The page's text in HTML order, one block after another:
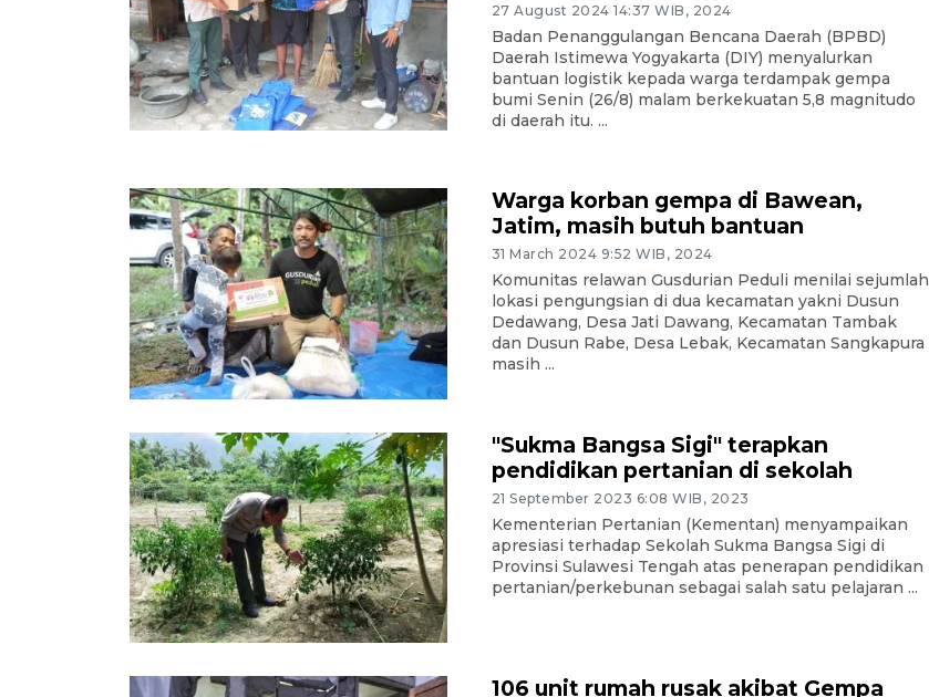
27 August 2024 14:37 WIB, 2024
Badan Penanggulangan Bencana Daerah (BPBD)
Daerah Istimewa Yogyakarta (DIY) menyalurkan
bantuan logistik kepada warga terdampak gempa
bumi Senin (26/8) malam berkekuatan 5,8 magnitudo
di daerah itu. ...
Warga korban gempa di Bawean,
Jatim, masih butuh bantuan
31 March 2024 9:52 WIB, 2024
Komunitas relawan Gusdurian Peduli menilai sejumlah
lokasi pengungsian di dua kecamatan yakni Dusun
Dedawang, Desa Jati Dawang, Kecamatan Tambak
dan Dusun Rabe, Desa Lebak, Kecamatan Sangkapura
masih ...
"Sukma Bangsa Sigi" terapkan
pendidikan pertanian di sekolah
21 September 2023 6:08 WIB, 2023
Kementerian Pertanian (Kementan) menyampaikan
apresiasi terhadap Sekolah Sukma Bangsa Sigi di
Provinsi Sulawesi Tengah atas penerapan pendidikan
pertanian/perkebunan sebagai salah satu pelajaran ...
106 unit rumah rusak akibat Gempa